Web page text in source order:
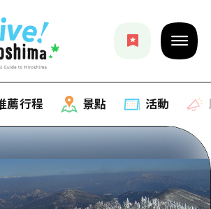
薦行程 景點 活動
表程